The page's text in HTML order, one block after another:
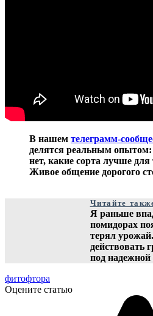
В нашем телеграмм-
делятся реальным опытом:
нет, какие сорта лучше для
Живое общение дорогого
Читайте
Я раньше
помидорах
терял
действовать
под
фитофтора
Оцените статью